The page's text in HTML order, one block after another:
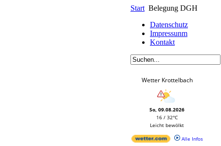
Start Belegung DGH
Datenschutz
Impressunm
Kontakt
Wetter Krottelbach
So, 09.08.2026
16 / 32°C
Leicht bewölkt
Alle Infos